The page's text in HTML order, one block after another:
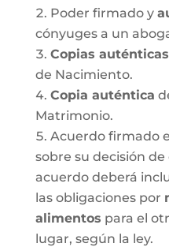
Poder firmado y
cónyuges a un
Copias auténticas
de Nacimiento.
Copia auténtica
Matrimonio.
Acuerdo firmado
sobre su decisión
acuerdo deberá
las obligaciones por
alimentos para el
lugar, según la ley.